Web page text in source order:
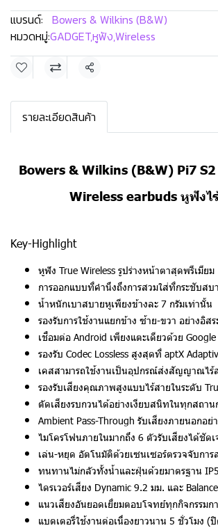
แบรนด์: Bowers & Wilkins (B&W)
หมวดหมู่:GADGET,หูฟัง,Wireless
แชร์
รายละเอียดสินค้า
Bowers & Wilkins (B&W) Pi7
Wireless earbuds หูฟังไ
Key-Highlight
หูฟัง True Wireless รูปร่างหน้าตาสุดพรีเมียม
การออกแบบที่คำนึงถึงการสวมใส่ที่กระชับสบ
น้ำหนักเบาสบายหูเพียงข้างละ 7 กรัมเท่านั้น
รองรับการใช้งานแยกข้าง ซ้าย-ขวา อย่างอิสร
เชื่อมต่อ Android เพียงแตะเดียวด้วย Google
รองรับ Codec Lossless สูงสุดที่ aptX
เคสสามารถใช้งานเป็นอุปกรณ์ส่งสัญญาณไร้
รองรับเสียงคุณภาพสูงแบบไร้สายในระดับ
ตัดเสียงรบกวนได้อย่างเงียบสนิทในทุกสถา
Ambient Pass-Through รับเสียงภายนอกอย่
ไมโครโฟนภายในมากถึง 6 ตัวรับเสียงได้ชัดเ
เล่น-หยุด อัตโนมัติด้วยเซนเซอร์ตรวจจับการ
ทนทานไม่กลัวทั้งน้ำและฝุ่นด้วยมาตรฐาน
ไดรเวอร์เสียง Dynamic 9.2 มม. และ
แนวเสียงอันยอดเยี่ยมตอบโจทย์ทุกกิจกรรมก
แบตเตอรี่ใช้งานต่อเนื่องยาวนาน 5 ชั่วโมง (ปิ